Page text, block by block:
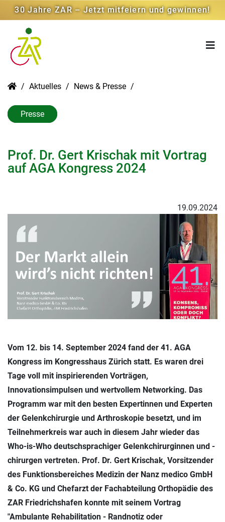
30 Jahre ZAR – Jetzt mitfeiern und gewinnen!
Aktuelles News & Presse
Presse
Prof. Dr. Gert Krischak mit Vortrag
auf AGA Kongress 2024
19.09.2024
Vom 12. bis 14. September 2024 fand der 41. AGA
Kongress im Kongresshaus Zürich statt. Es waren drei
Tage voll mit inspirierenden Vorträgen,
Innovationsimpulsen und wertvollem Networking. Das
Programm war mit den besten Expertinnen und Experten
der Gelenkchirurgie und Arthroskopie besetzt, und im
Teilnehmerkreis war auch in diesem Jahr wieder das
Who-is-Who deutschsprachiger Gelenkchirurginnen und -
chirurgen vertreten. Prof. Dr. Gert Krischak, Vorsitzender
des Funktionsbereiches Medizin der Nanz medico GmbH
& Co. KG und Chefarzt der Fachabteilung Orthopädie des
ZAR Friedrichshafen konnte mit seinem Vortrag
"Ambulante Rehabilitation - Randnotiz oder